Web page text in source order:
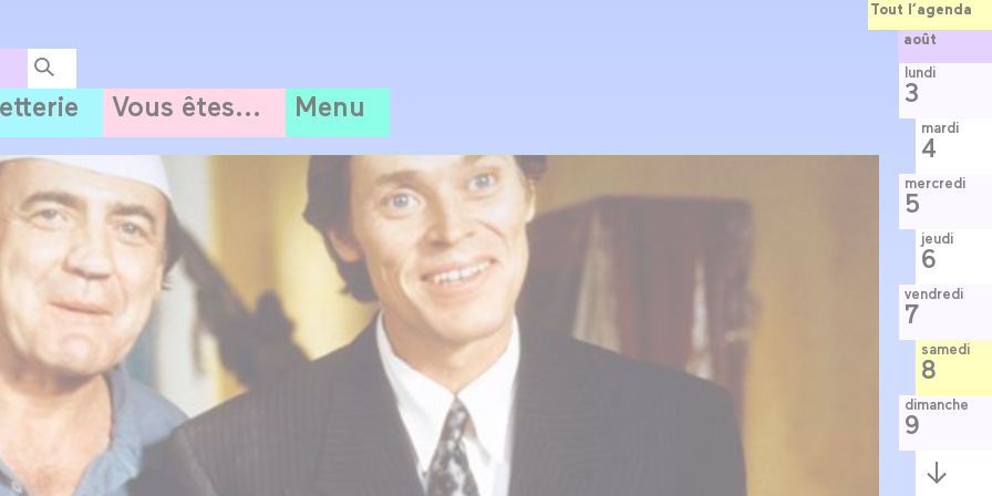
Vous êtes... Menu
Tout l’agenda
août
lundi
3
mardi
4
mercredi
5
jeudi
6
vendredi
7
samedi
8
dimanche
9
Semaine
suivante